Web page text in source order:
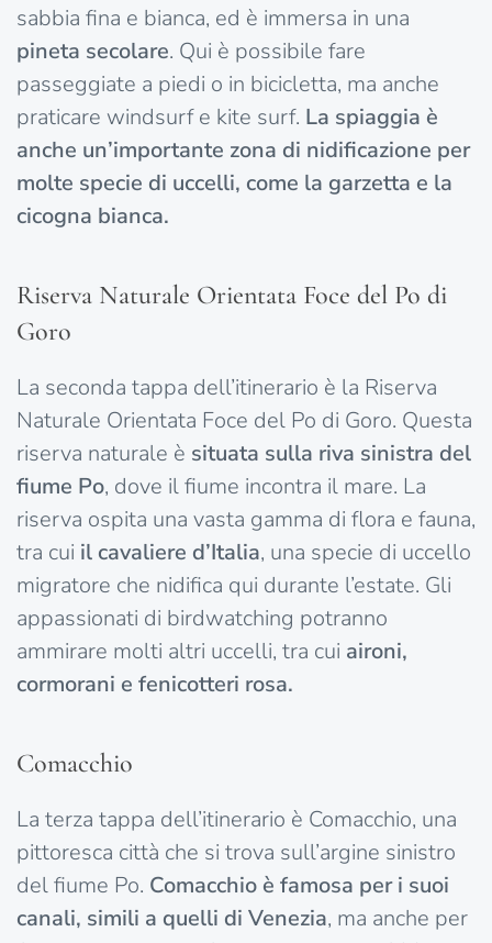
sabbia fina e bianca, ed è immersa in una
pineta secolare. Qui è possibile fare
passeggiate a piedi o in bicicletta, ma anche
praticare windsurf e kite surf. La spiaggia è
anche un’importante zona di nidificazione per
molte specie di uccelli, come la garzetta e la
cicogna bianca.
Riserva Naturale Orientata Foce del Po di
Goro
La seconda tappa dell’itinerario è la Riserva
Naturale Orientata Foce del Po di Goro. Questa
riserva naturale è situata sulla riva sinistra del
fiume Po, dove il fiume incontra il mare. La
riserva ospita una vasta gamma di flora e fauna,
tra cui il cavaliere d’Italia, una specie di uccello
migratore che nidifica qui durante l’estate. Gli
appassionati di birdwatching potranno
ammirare molti altri uccelli, tra cui aironi,
cormorani e fenicotteri rosa.
Comacchio
La terza tappa dell’itinerario è Comacchio, una
pittoresca città che si trova sull’argine sinistro
del fiume Po. Comacchio è famosa per i suoi
canali, simili a quelli di Venezia, ma anche per